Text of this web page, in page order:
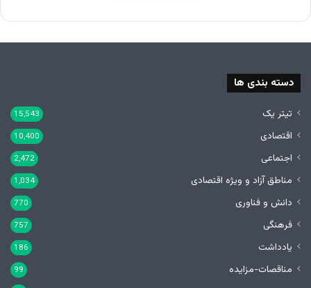
دسته بندی ها
تیتر یک 15,543
اقتصادی 10,400
اجتماعی 2,472
مناطق آزاد و ویژه اقتصادی 1,034
دانش و فناوری 770
فرهنگی 757
یادداشت 186
مناقصات-مزایده 99